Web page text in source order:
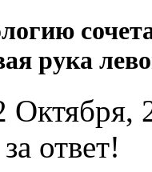
рука
Октября,
ответ!